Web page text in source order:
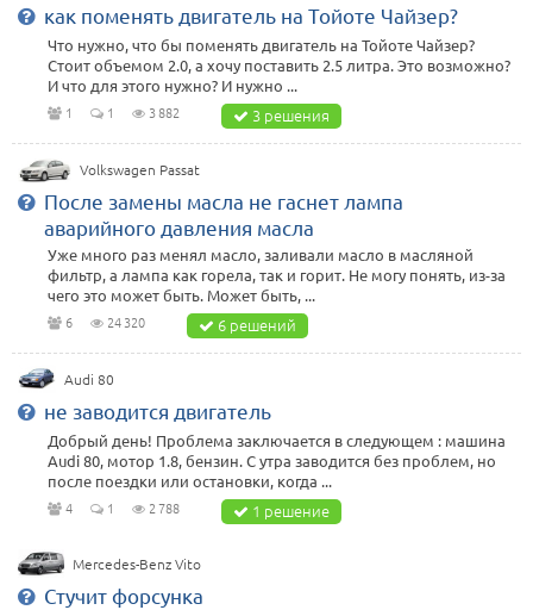
как поменять двигатель на Тойоте Чайзер?
Что нужно, что бы поменять двигатель на Тойоте Чайзер?
Стоит объемом 2.0, а хочу поставить 2.5 литра. Это возможно?
И что для этого нужно? И нужно ...
1 1 3 882 3 решения
Volkswagen Passat
После замены масла не гаснет лампа
аварийного давления масла
Уже много раз менял масло, заливали масло в масляной
фильтр, а лампа как горела, так и горит. Не могу понять, из-за
чего это может быть. Может быть, ...
6 24 320 6 решений
Audi 80
не заводится двигатель
Добрый день! Проблема заключается в следующем : машина
Audi 80, мотор 1.8, бензин. С утра заводится без проблем, но
после поездки или остановки, когда ...
4 1 2 788 1 решение
Mercedes-Benz Vito
Стучит форсунка